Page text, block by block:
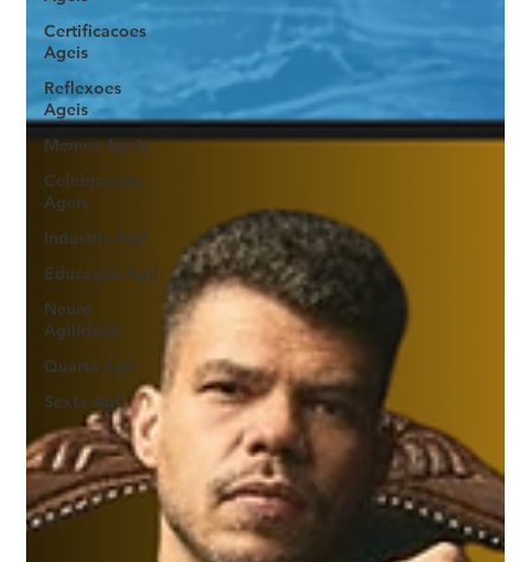
Certificacoes
Ageis
Reflexoes
Ageis
Memes Ageis
Celebracoes
Ageis
Industria Agil
Educação Ágil
Neuro
Agilidade
Quarta Agil
Sexta Agil